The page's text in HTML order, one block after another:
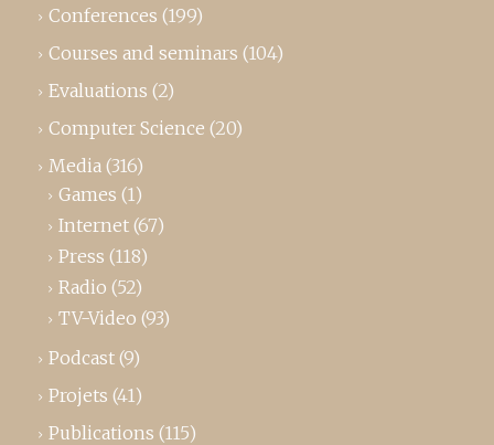
Conferences (199)
Courses and seminars (104)
Evaluations (2)
Computer Science (20)
Media (316)
Games (1)
Internet (67)
Press (118)
Radio (52)
TV-Video (93)
Podcast (9)
Projets (41)
Publications (115)